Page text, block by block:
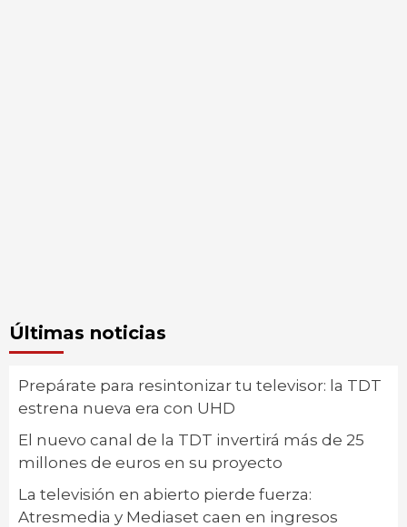
Últimas noticias
Prepárate para resintonizar tu televisor: la TDT
estrena nueva era con UHD
El nuevo canal de la TDT invertirá más de 25
millones de euros en su proyecto
La televisión en abierto pierde fuerza:
Atresmedia y Mediaset caen en ingresos